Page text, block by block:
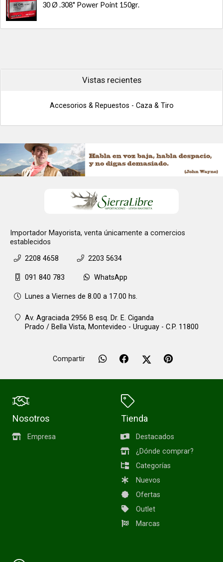
30 Ø .308" Power Point 150gr.
Vistas recientes
Accesorios & Repuestos - Caza & Tiro
Importador Mayorista, venta únicamente a comercios
establecidos
2208 4658
2203 5634
091 840 783 WhatsApp
Lunes a Viernes de 8.00 a 17.00 hs.
Av. Agraciada 2956 B esq. Dr. E. Ciganda
Prado / Bella Vista, Montevideo - Uruguay - C.P. 11800
Compartir
Nosotros
Empresa
Tienda
Destacados
¿Dónde comprar?
Categorías
Nuevos
Ofertas
Outlet
Marcas